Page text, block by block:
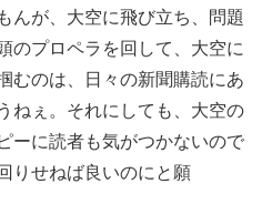
んが、大空に飛び立ち、問題
のプロペラを回して、大空に
むのは、日々の新聞購読にあ
ねぇ。それにしても、大空の
ーに読者も気がつかないので
りせねば良いのにと願